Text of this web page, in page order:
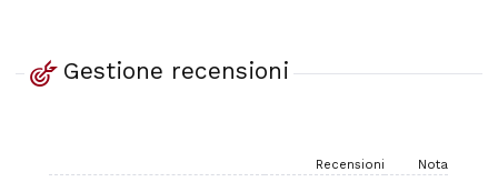
Gestione recensioni
Recensioni Nota